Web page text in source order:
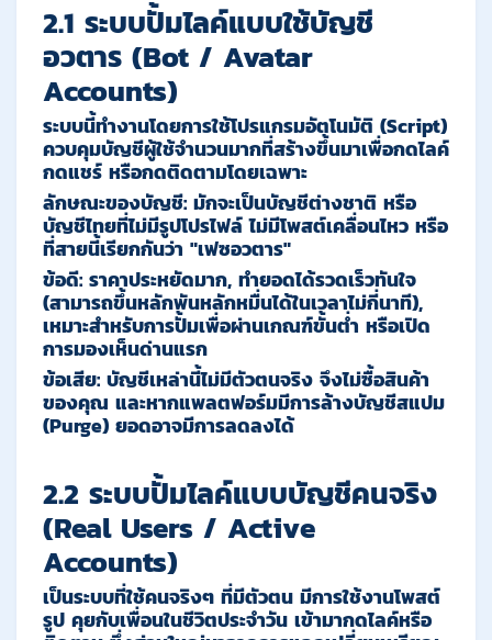
2.1 ระบบปั้มไลค์แบบใช้บัญชี
อวตาร (Bot / Avatar
Accounts)
ระบบนี้ทำงานโดยการใช้โปรแกรมอัตโนมัติ (Script)
ควบคุมบัญชีผู้ใช้จำนวนมากที่สร้างขึ้นมาเพื่อกดไลค์
กดแชร์ หรือกดติดตามโดยเฉพาะ
ลักษณะของบัญชี: มักจะเป็นบัญชีต่างชาติ หรือ
บัญชีไทยที่ไม่มีรูปโปรไฟล์ ไม่มีโพสต์เคลื่อนไหว หรือ
ที่สายนี้เรียกกันว่า "เฟซอวตาร"
ข้อดี: ราคาประหยัดมาก, ทำยอดได้รวดเร็วทันใจ
(สามารถขึ้นหลักพันหลักหมื่นได้ในเวลาไม่กี่นาที),
เหมาะสำหรับการปั้มเพื่อผ่านเกณฑ์ขั้นต่ำ หรือเปิด
การมองเห็นด่านแรก
ข้อเสีย: บัญชีเหล่านี้ไม่มีตัวตนจริง จึงไม่ซื้อสินค้า
ของคุณ และหากแพลตฟอร์มมีการล้างบัญชีสแปม
(Purge) ยอดอาจมีการลดลงได้
2.2 ระบบปั้มไลค์แบบบัญชีคนจริง
(Real Users / Active
Accounts)
เป็นระบบที่ใช้คนจริงๆ ที่มีตัวตน มีการใช้งานโพสต์
รูป คุยกับเพื่อนในชีวิตประจำวัน เข้ามากดไลค์หรือ